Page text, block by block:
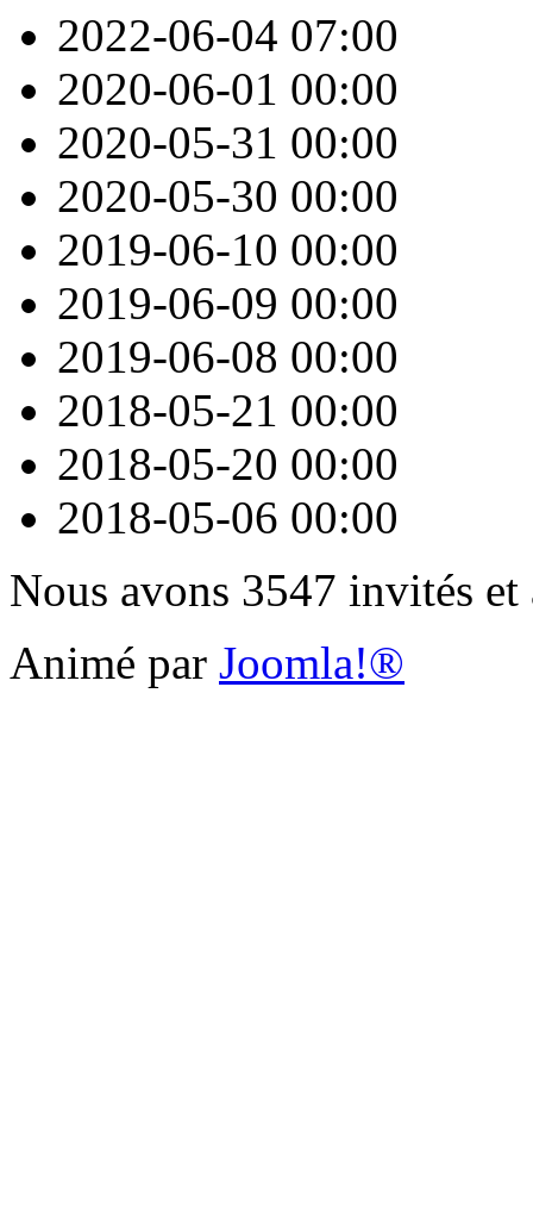
2022-06-04 07:00
2020-06-01 00:00
2020-05-31 00:00
2020-05-30 00:00
2019-06-10 00:00
2019-06-09 00:00
2019-06-08 00:00
2018-05-21 00:00
2018-05-20 00:00
2018-05-06 00:00
Nous avons 3547 invités
Animé par Joomla!®